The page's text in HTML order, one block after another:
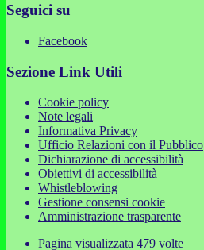
Seguici su
Facebook
Sezione Link Utili
Cookie policy
Note legali
Informativa Privacy
Ufficio Relazioni con il Pubblico
Dichiarazione di accessibilità
Obiettivi di accessibilità
Whistleblowing
Gestione consensi cookie
Amministrazione trasparente
Pagina visualizzata 479 volte